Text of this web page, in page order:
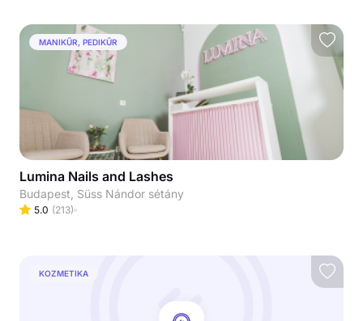
MANIKŰR, PEDIKŰR
Lumina Nails and Lashes
Budapest, Süss Nándor sétány
5.0 (213)
KOZMETIKA